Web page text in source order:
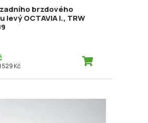
brzdového
levý OCTAVIA I., TRW
529 Kč